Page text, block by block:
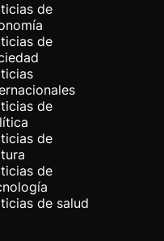
de
de
de
de
de
de salud